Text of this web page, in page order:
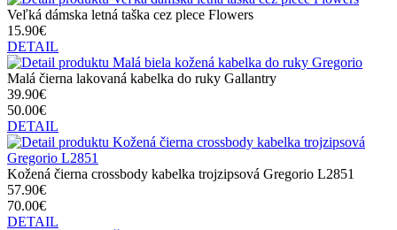
Veľká dámska letná taška cez plece Flowers
15.90€
DETAIL
Malá čierna lakovaná kabelka do ruky Gallantry
39.90€
50.00€
DETAIL
Kožená čierna crossbody kabelka trojzipsová Gregorio L2851
57.90€
70.00€
DETAIL